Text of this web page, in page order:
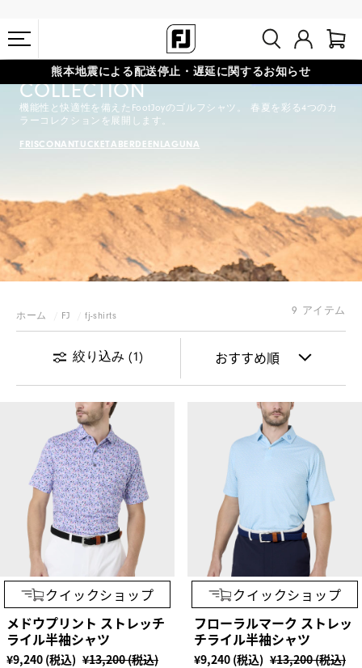
熊本地震による配送停止・遅延に関するお知らせ
#1 SHOE IN GOLF #1 GLOVE IN GOLF
会員特典リニューアル 5,500円（税込）以上で送料無料 非会員様は
11,000円
2026 SPRING/SUMMER
FOOTJOY COLOR SHIRTS
COLLECTION
機能性と快適性を備えたFootJoyのゴルフシャツ。 春夏を彩る4つのカ
ラーコレクションを展開します。
FRISCONANTUCKET ABERDEEN LAGUNA
ホーム FJ fj-shirts 9 アイテム
絞り込み (1)
クイックショップ
メドウプリント ストレッチ
ライル半袖シャツ
¥13,200 (税込)
¥9,240 (税込)
クイックショップ
フローラルマーク ストレッ
チライル半袖シャツ
¥13,200 (税込)
¥9,240 (税込)